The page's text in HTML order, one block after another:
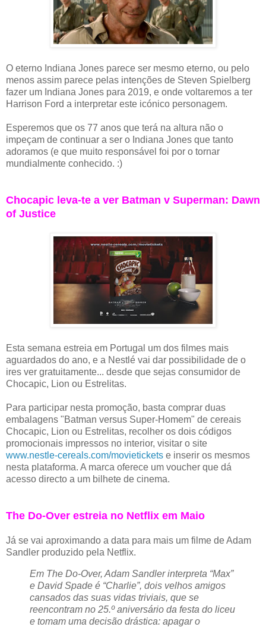
O eterno Indiana Jones parece ser mesmo eterno, ou pelo
menos assim parece pelas intenções de Steven Spielberg
fazer um Indiana Jones para 2019, e onde voltaremos a ter
Harrison Ford a interpretar este icónico personagem.
Esperemos que os 77 anos que terá na altura não o
impeçam de continuar a ser o Indiana Jones que tanto
adoramos (e que muito responsável foi por o tornar
mundialmente conhecido. :)
Chocapic leva-te a ver Batman v Superman: Dawn
of Justice
Esta semana estreia em Portugal um dos filmes mais
aguardados do ano, e a Nestlé vai dar possibilidade de o
ires ver gratuitamente... desde que sejas consumidor de
Chocapic, Lion ou Estrelitas.
Para participar nesta promoção, basta comprar duas
embalagens "Batman versus Super-Homem" de cereais
Chocapic, Lion ou Estrelitas, recolher os dois códigos
promocionais impressos no interior, visitar o site
www.nestle-cereals.com/movietickets e inserir os mesmos
nesta plataforma. A marca oferece um voucher que dá
acesso directo a um bilhete de cinema.
The Do-Over estreia no Netflix em Maio
Já se vai aproximando a data para mais um filme de Adam
Sandler produzido pela Netflix.
Em The Do-Over, Adam Sandler interpreta “Max”
e David Spade é “Charlie”, dois velhos amigos
cansados das suas vidas triviais, que se
reencontram no 25.º aniversário da festa do liceu
e tomam uma decisão drástica: apagar o